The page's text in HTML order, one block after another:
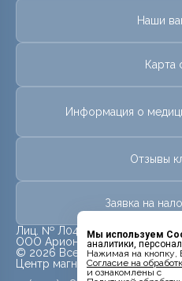
Мы используем
аналитики,
Нажимая на кнопку,
Cогласие на
и ознакомлены с
Наши
Карта
Информация о
Отзывы
Заявка на
Лиц. № Л041-01023-25/
ООО Арион
© 2026 Все права защищены.
Центр магнитно-